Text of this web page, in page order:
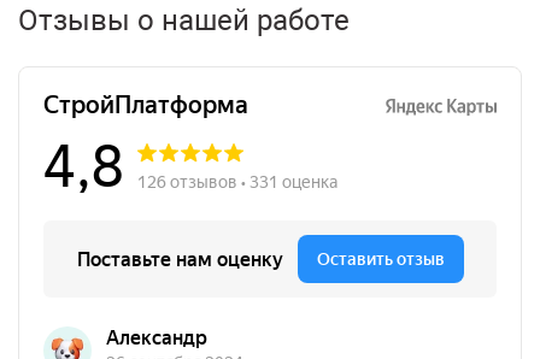
Отзывы о нашей работе